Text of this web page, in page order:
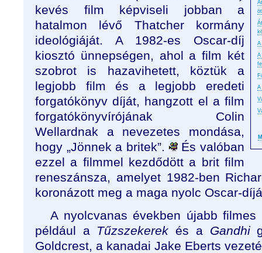
A
A
A
kevés film képviseli jobban a
hatalmon lévő Thatcher kormány
ideológiáját. A 1982-es Oscar-díj
kiosztó ünnepségen, ahol a film két
szobrot is hazavihetett, köztük a
legjobb film és a legjobb eredeti
forgatókönyv díját, hangzott el a film
forgatókönyvírójának Colin
Wellardnak a nevezetes mondása,
hogy „Jönnek a britek”.
És valóban
ezzel a filmmel kezdődött a brit film
reneszánsza, amelyet 1982-ben
koronázott meg a maga nyolc Oscar-
A nyolcvanas években újabb
például a Tűzszekerek és a Gandhi
Goldcrest, a kanadai Jake Eberts